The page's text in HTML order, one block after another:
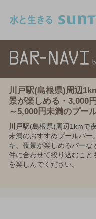
川戸駅(島根県)周辺
景が楽しめる・3,000
～5,000円未満のプー
川戸駅(島根県)周辺1kmで
未満のおすすめプールバー
キ、夜景が楽しめるバーな
件に合わせて絞り込むこと
を楽しんでください。